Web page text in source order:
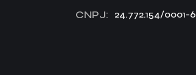
CNPJ: 24.772.154/0001-